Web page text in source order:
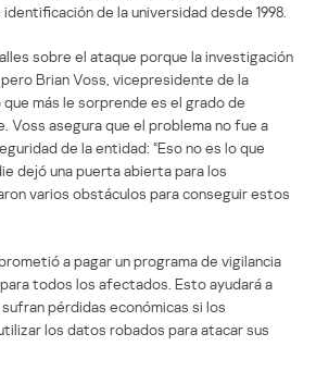
de la universidad desde 1998.
sobre el ataque porque la investigación
Brian Voss, vicepresidente de la
más le sorprende es el grado de
Voss asegura que el problema no fue a
de la entidad: “Eso no es lo que
dejó una puerta abierta para los
varios obstáculos para conseguir estos
a pagar un programa de vigilancia
todos los afectados. Esto ayudará a
pérdidas económicas si los
los datos robados para atacar sus